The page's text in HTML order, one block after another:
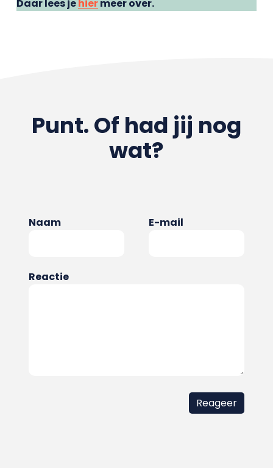
Daar lees jehiermeer over.
Punt. Of had jij nog
wat?
Naam E-mail
Reactie